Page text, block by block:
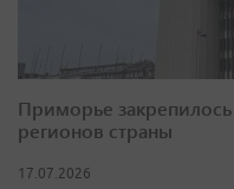
Приморье
регионов страны
17.07.2026